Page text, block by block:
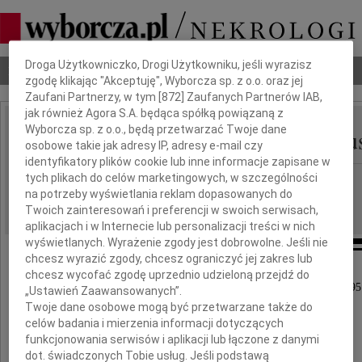
Nekrologi Odeszli Poradnik pogrzebowy
IMIĘ I NAZWISKO: Andrzej Stanisław
REGION: Warszawa
DATA EMISJI: 14.01.2026
W dniu 6 stycznia 2026 roku zmarł, przeżywszy
Dbamy o Twoją prywatność
Droga Użytkowniczko, Drogi Użytkowniku, jeśli wyrazisz
zgodę klikając "Akceptuję", Wyborcza sp. z o.o. oraz jej
Zaufani Partnerzy, w tym [872 ] Zaufanych Partnerów IAB,
jak również Agora S.A. będąca spółką powiązaną z
Wyborcza sp. z o.o., będą przetwarzać Twoje dane
osobowe takie jak adresy IP, adresy e-mail czy
identyfikatory plików cookie lub inne informacje zapisane w
tych plikach do celów marketingowych, w szczególności
na potrzeby wyświetlania reklam dopasowanych do
Twoich zainteresowań i preferencji w swoich serwisach,
aplikacjach i w Internecie lub personalizacji treści w nich
wyświetlanych. Wyrażenie zgody jest dobrowolne. Jeśli nie
chcesz wyrazić zgody, chcesz ograniczyć jej zakres lub
chcesz wycofać zgodę uprzednio udzieloną przejdź do
„Ustawień Zaawansowanych”.
Twoje dane osobowe mogą być przetwarzane także do
celów badania i mierzenia informacji dotyczących
funkcjonowania serwisów i aplikacji lub łączone z danymi
dot. świadczonych Tobie usług. Jeśli podstawą